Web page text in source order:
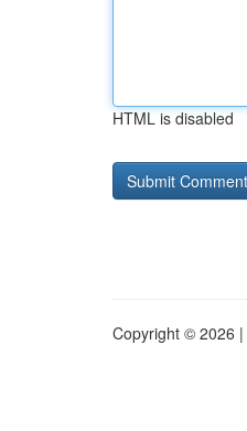
HTML is disabled
Copyright © 2026 |